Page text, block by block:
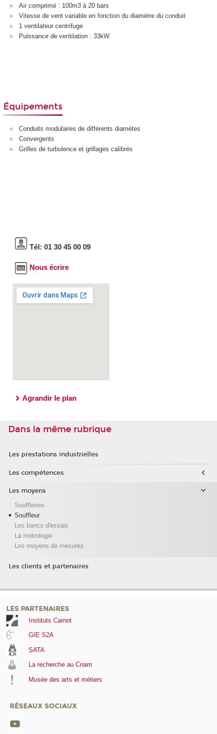
Air comprimé : 100m3 à 20 bars
Vitesse de vent variable en fonction du diamètre du conduit
1 ventilateur centrifuge
Puissance de ventilation : 33kW
Équipements
Conduits modulaires de différents diamètes
Convergents
Grilles de turbulence et grillages calibrés
Tél: 01 30 45 00 09
Nous écrire
Agrandir le plan
Dans la même rubrique
Les prestations industrielles
Les compétences
Les moyens
Souffleries
Souffleur
Les bancs d'essais
La métrologie
Les moyens de mesures
Les clients et partenaires
LES PARTENAIRES
Instituts Carnot
GIE S2A
SATA
La recherche au Cnam
Musée des arts et métiers
RÉSEAUX SOCIAUX